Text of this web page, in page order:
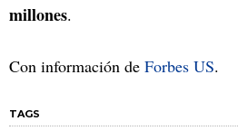
millones.
Con información de Forbes US.
TAGS